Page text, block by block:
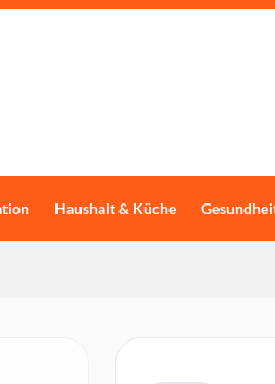
Haushalt & Küche